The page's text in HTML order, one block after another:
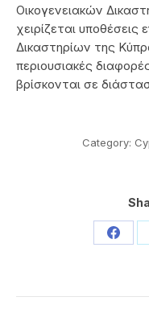
Οικογενειακών
χειρίζεται
Δικαστηρίων της
περιουσιακές
βρίσκονται σε
Category:
Share